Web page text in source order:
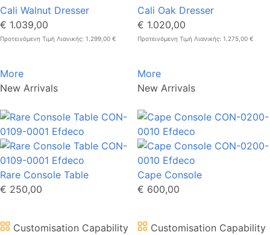
Cali Walnut Dresser
€ 1.039,00
Προτεινόμενη Τιμή Λιανικής: 1.299,00 €
More
New Arrivals
Cali Oak Dresser
€ 1.020,00
Προτεινόμενη Τιμή Λιανικής: 1.275,00 €
More
New Arrivals
Rare Console Table
€ 250,00
Customisation Capability
Cape Console
€ 600,00
Customisation Capability